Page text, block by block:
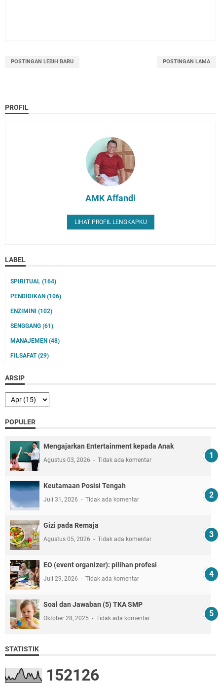
POSTINGAN LEBIH BARU POSTINGAN LAMA
PROFIL
AMK Affandi
LIHAT PROFIL LENGKAPKU
LABEL
SPIRITUAL (164)
PENDIDIKAN (106)
ENZIMINI (102)
SENGGANG (61)
MANAJEMEN (48)
FILSAFAT(29)
ARSIP
POPULER
Mengajarkan Entertainment kepada Anak
Agustus 03, 2026 Tidak ada komentar
Keutamaan Posisi Tengah
Juli 31, 2026 Tidak ada komentar
Gizi pada Remaja
Agustus 05, 2026 Tidak ada komentar
EO (event organizer): pilihan profesi
Juli 29, 2026 Tidak ada komentar
Soal dan Jawaban (5) TKA SMP
Oktober 28, 2025 Tidak ada komentar
STATISTIK
152126